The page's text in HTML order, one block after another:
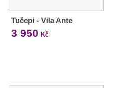
Tučepi - Vila Ante
3 950 Kč